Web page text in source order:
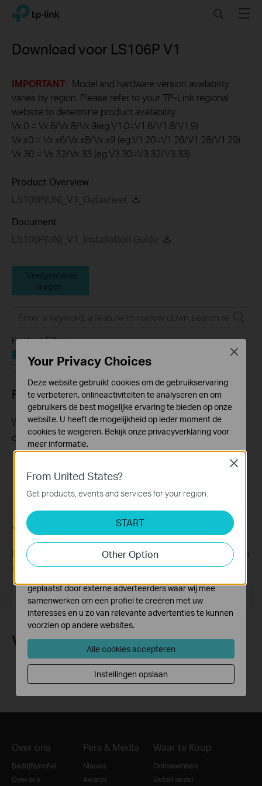
Click
navigation
TP-Link, Reliably Smart SearchMenu
Download voor LS106P V1
IMPORTANT: Model and hardware version availability
varies by region. Please refer to your TP-Link regional
website to determine product availability.
Vx.0 = Vx.6/Vx.8/Vx.9(eg:V1.0=V1.6/V1.8/V1.9)
Vx.x0 = Vx.x6/Vx.x8/Vx.x9 (eg:V1.20=V1.26/V1.28/V1.29)
Vx.30 = Vx.32/Vx.33 (eg:V3.30=V3.32/V3.33)
Product Overview
LS106P(UN)_V1_Datasheet
Document
LS106P(UN)_V1_Installation Guide
Veelgestelde
vragen
Feature Filter:
Alle
Troubleshooting
FAQs
Why my PoE powered device cannot work properly when
connected to the PoE Switch?
10-23-2025 391499views
Abonneer
Krijg updates over nieuwe producten, samenwerkingen
en ander interessant nieuws
Email Address Meld je aan
Volg Ons
Over ons
Bedrijfsprofiel
Over ons
Pers & Media
Nieuws
Awards
Waar te Koop
Onlinewinkels
Detailhandel
From United States?
Get products, events and services for your region.
START
Other Option
Close
Your Privacy Choices
Deze website gebruikt cookies om de gebruikservaring
te verbeteren, onlineactiviteiten te analyseren en om
gebruikers de best mogelijke ervaring te bieden op onze
website. U heeft de mogelijkheid op ieder moment de
cookies te weigeren. Bekijk onze privacyverklaringvoor
meer informatie.
Deze cookies zijn noodzakelijk voor de werking van de
website en kunnen niet worden uitgeschakeld.
Analyse en Marketing Cookies
Cookies voor analyse geven ons de mogelijkheid uw
activiteiten op onze website te volgen en zo de
functionaliteit van de website aan te passen en te
verbeteren.
geplaatst door externe adverteerders waar wij mee
samenwerken om een profiel te creëren met uw
interesses en u zo van relevante advertenties te kunnen
voorzien op andere websites.
Alle cookies accepteren
Instellingen opslaan
Close